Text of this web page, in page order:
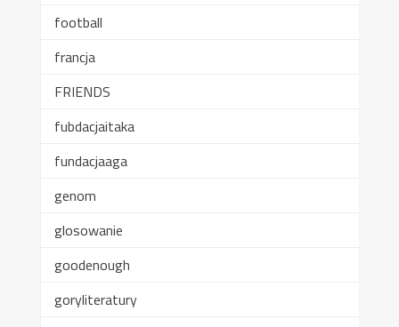
football
francja
FRIENDS
fubdacjaitaka
fundacjaaga
genom
glosowanie
goodenough
goryliteratury